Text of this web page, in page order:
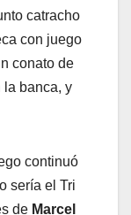
catracho
con juego
conato de
la banca, y
continuó
sería el Tri
de Marcel